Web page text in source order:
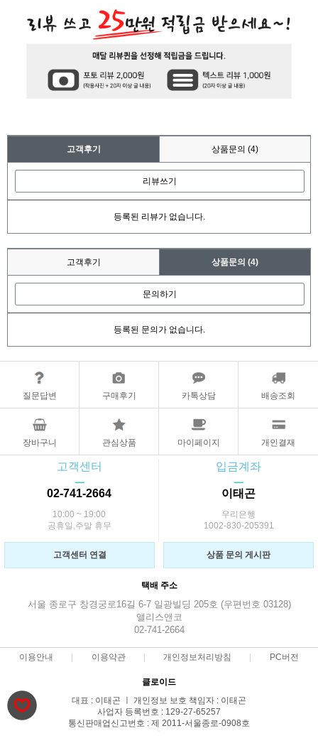
고객후기 상품문의 (4)
리뷰쓰기
등록된 리뷰가 없습니다.
고객후기 상품문의 (4)
문의하기
등록된 문의가 없습니다.
질문답변 구매후기 카톡상담 배송조회
장바구니 관심상품 마이페이지 개인결재
고객센터
ㅡ
02-741-2664
10:00 ~ 19:00
공휴일,주말 휴무
입금계좌
ㅡ
이태곤
우리은행
1002-830-205391
고객센터 연결 상품 문의 게시판
택배 주소
서울 종로구 창경궁로16길 6-7 일광빌딩 205호 (우편번호 03128)
앨리스앤코
02-741-2664
이용안내 이용약관 개인정보처리방침 PC버전
클로이드
대표 : 이태곤 ㅣ 개인정보 보호 책임자 : 이태곤
사업자 등록번호 : 129-27-65257
통신판매업신고번호 : 제 2011-서울종로-0908호